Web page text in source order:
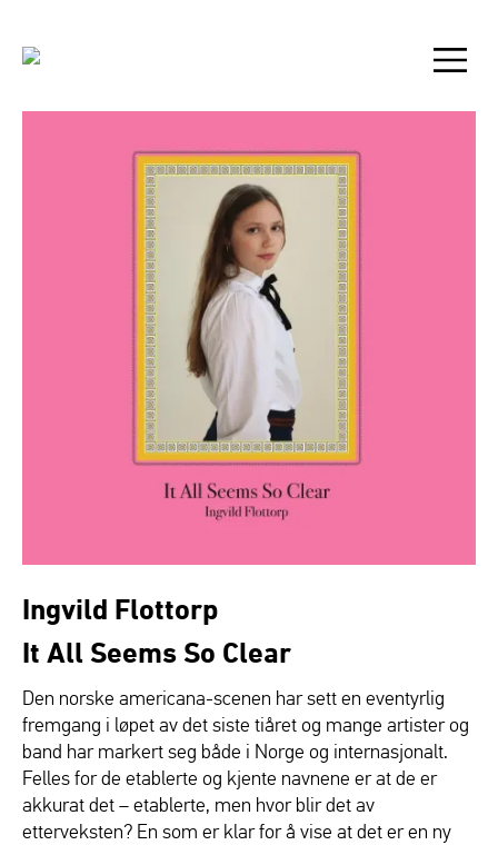
Ingvild Flottorp
It All Seems So Clear
Den norske americana-scenen har sett en eventyrlig
fremgang i løpet av det siste tiåret og mange artister og
band har markert seg både i Norge og internasjonalt.
Felles for de etablerte og kjente navnene er at de er
akkurat det – etablerte, men hvor blir det av
etterveksten? En som er klar for å vise at det er en ny